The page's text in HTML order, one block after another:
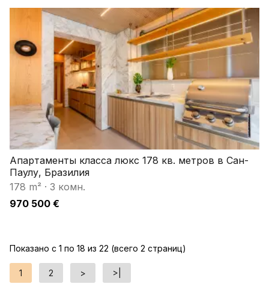
Апартаменты класса люкс 178 кв. метров в Сан-
Паулу, Бразилия
178 m² · 3 комн.
970 500 €
Показано с 1 по 18 из 22 (всего 2 страниц)
1 2 > >|